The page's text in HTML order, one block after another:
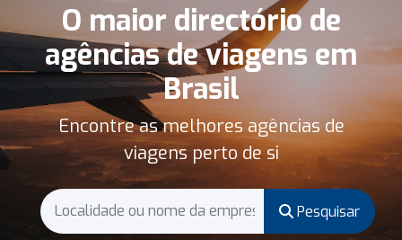
O maior directório de
agências de viagens em
Brasil
Encontre as melhores agências de
viagens perto de si
Pesquisar